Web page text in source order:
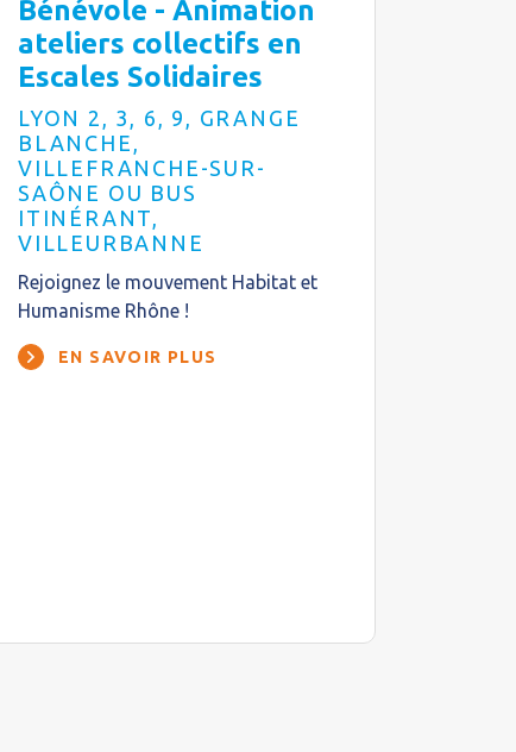
Bénévole - Animation
ateliers collectifs en
Escales Solidaires
LYON 2, 3, 6, 9, GRANGE
BLANCHE,
VILLEFRANCHE-SUR-
SAÔNE OU BUS
ITINÉRANT,
VILLEURBANNE
Rejoignez le mouvement Habitat et
Humanisme Rhône !
EN SAVOIR PLUS